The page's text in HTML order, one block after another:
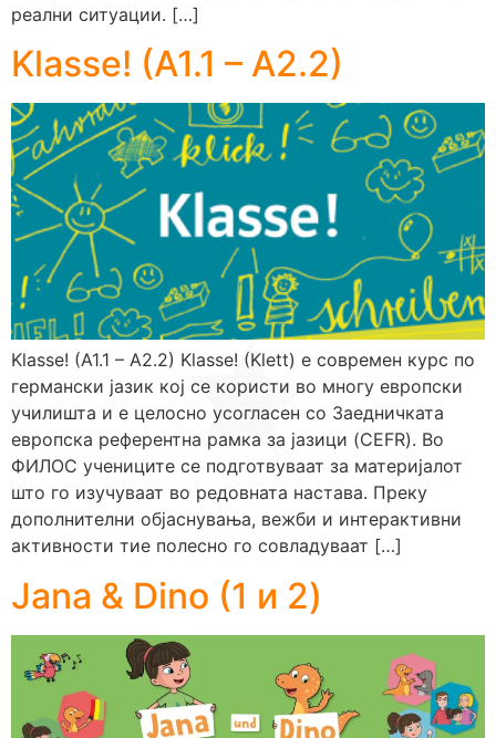
реални ситуации. […]
Klasse! (A1.1 – A2.2)
Klasse! (A1.1 – A2.2) Klasse! (Klett) е современ курс по
германски јазик кој се користи во многу европски
училишта и е целосно усогласен со Заедничката
европска референтна рамка за јазици (CEFR). Во
ФИЛОС учениците се подготвуваат за материјалот
што го изучуваат во редовната настава. Преку
дополнителни објаснувања, вежби и интерактивни
активности тие полесно го совладуваат […]
Jana & Dino (1 и 2)